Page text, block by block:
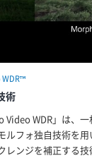
術
Video WDR」は、
ルフォ独自技術を
ンジを補正する技